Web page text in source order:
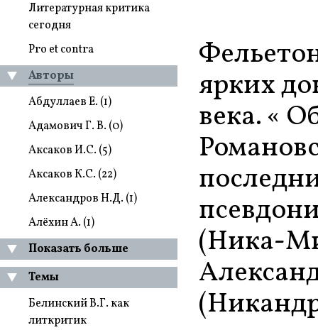
Литературная критика
сегодня
Pro et contra
Авторы
Абдуллаев Е. (1)
Адамович Г. В. (0)
Аксаков И.С. (5)
Аксаков К.С. (22)
Александров Н.Д. (1)
Алёхин А. (1)
Показать больше
Темы
Белинский В.Г. как
литкритик
ярких
века. «
(Ника-